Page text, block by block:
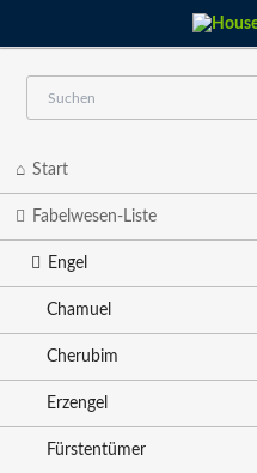
Start
Fabelwesen-Liste
Engel
Chamuel
Cherubim
Erzengel
Fürstentümer